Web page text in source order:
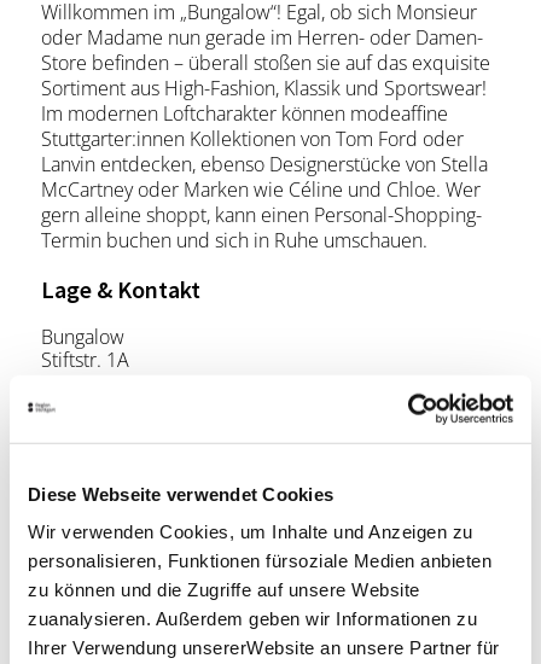
Diese Webseite verwendet Cookies
Wir verwenden Cookies, um Inhalte und Anzeigen zu
personalisieren, Funktionen fürsoziale Medien anbieten
zu können und die Zugriffe auf unsere Website
zuanalysieren. Außerdem geben wir Informationen zu
Ihrer Verwendung unsererWebsite an unsere Partner für
Willkommen im „Bungalow“! Egal, ob sich Monsieur
oder Madame nun gerade im Herren- oder Damen-
Store befinden – überall stoßen sie auf das exquisite
Sortiment aus High-Fashion, Klassik und Sportswear!
Im modernen Loftcharakter können modeaffine
Stuttgarter:innen Kollektionen von Tom Ford oder
Lanvin entdecken, ebenso Designerstücke von Stella
McCartney oder Marken wie Céline und Chloe. Wer
gern alleine shoppt, kann einen Personal-Shopping-
Termin buchen und sich in Ruhe umschauen.
Lage & Kontakt
Bungalow
Stiftstr. 1A
Planen Sie Ihre Anreise
Verkehrs- und Tarifverbund Stuttgart GmbH
Fahrplanauskunft des VVS
Deutsche Bahn AG